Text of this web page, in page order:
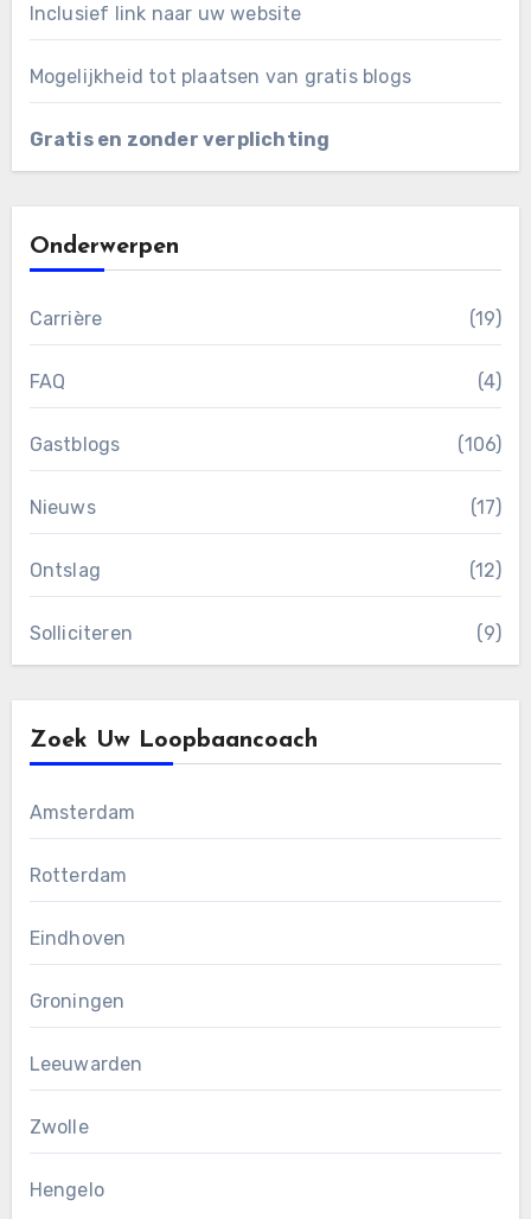
Inclusief link naar uw website
Mogelijkheid tot plaatsen van gratis blogs
Gratis en zonder verplichting
Onderwerpen
Carrière (19)
FAQ (4)
Gastblogs (106)
Nieuws (17)
Ontslag (12)
Solliciteren (9)
Zoek Uw Loopbaancoach
Amsterdam
Rotterdam
Eindhoven
Groningen
Leeuwarden
Zwolle
Hengelo